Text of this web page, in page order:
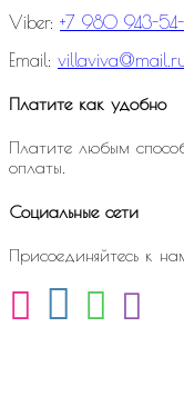
Viber: +7 980 943-54-
Email:
Платите как удобно
Платите любым
оплаты.
Социальные сети
Присоединяйтесь к